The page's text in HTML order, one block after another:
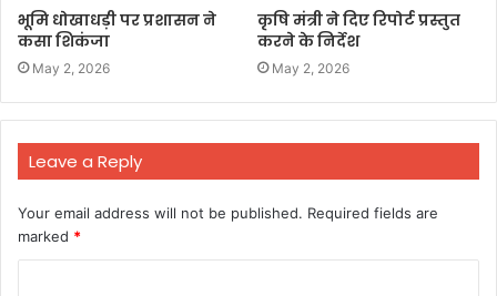
भूमि धोखाधड़ी पर प्रशासन ने
कसा शिकंजा
May 2, 2026
कृषि मंत्री ने दिए रिपोर्ट प्रस्तुत
करने के निर्देश
May 2, 2026
Leave a Reply
Your email address will not be published. Required fields are
marked *